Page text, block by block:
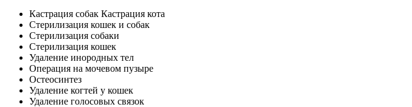
Кастрация собак Кастрация кота
Стерилизация кошек и собак
Стерилизация собаки
Стерилизация кошек
Удаление инородных тел
Операция на мочевом пузыре
Остеосинтез
Удаление когтей у кошек
Удаление голосовых связок